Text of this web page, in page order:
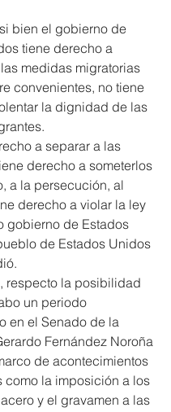
bien el gobierno de
tiene derecho a
medidas migratorias
convenientes, no tiene
la dignidad de las
a separar a las
derecho a someterlos
a la persecución, al
derecho a violar la ley
gobierno de Estados
de Estados Unidos
respecto la posibilidad
un periodo
en el Senado de la
Fernández Noroña
de acontecimientos
como la imposición a los
y el gravamen a las